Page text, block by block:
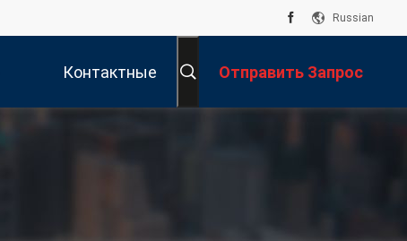
Russian
Контактные Отправить Запрос